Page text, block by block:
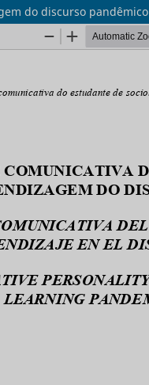
do discurso pandêmico